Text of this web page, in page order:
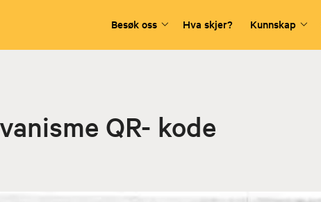
Besøk oss Hva skjer? Kunnskap
QR- kode